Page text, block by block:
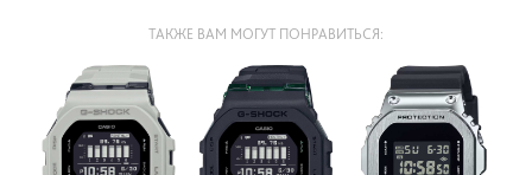
ТАКЖЕ ВАМ МОГУТ ПОНРАВИТЬСЯ: